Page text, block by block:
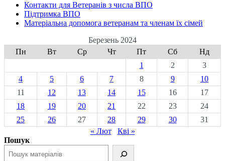
Контакти для Ветеранів з числа ВПО
Підтримка ВПО
Матеріальна допомога ветеранам та членам їх сімей
Березень 2024
Пн
Вт Ср Чт Пт Сб
Нд
1
2
3
4
5 6 7 8 9
10
11
12 13 14 15 16
17
18
19 20 21 22 23
24
25
26 27 28 29 30
31
« Лют
Кві »
Пошук